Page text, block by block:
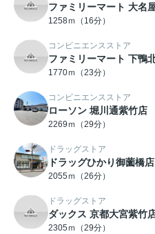
ファミリーマート 大名
1258ｍ（16分）
コンビニエンスストア
ファミリーマート 下鴨
1770ｍ（23分）
コンビニエンスストア
ローソン 堀川通紫竹店
2269ｍ（29分）
ドラッグストア
ドラッグひかり御薗橋店
2055ｍ（26分）
ドラッグストア
ダックス 京都大宮紫竹
2305ｍ（29分）